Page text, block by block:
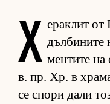
Х е­рак­лит от
дъл­би­ните
мен­тите на
в. пр. Хр. в
се спори дали